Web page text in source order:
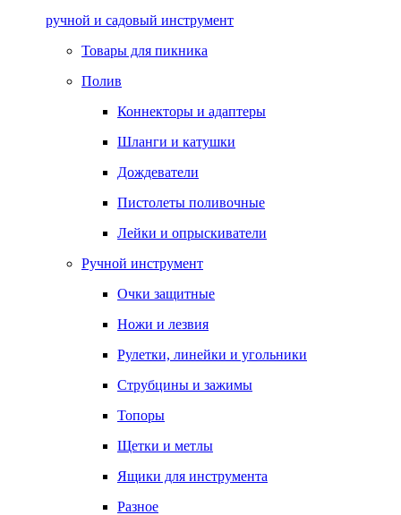
ручной и садовый инструмент
Товары для пикника
Полив
Коннекторы и адаптеры
Шланги и катушки
Дождеватели
Пистолеты поливочные
Лейки и опрыскиватели
Ручной инструмент
Очки защитные
Ножи и лезвия
Рулетки, линейки и угольники
Струбцины и зажимы
Топоры
Щетки и метлы
Ящики для инструмента
Разное